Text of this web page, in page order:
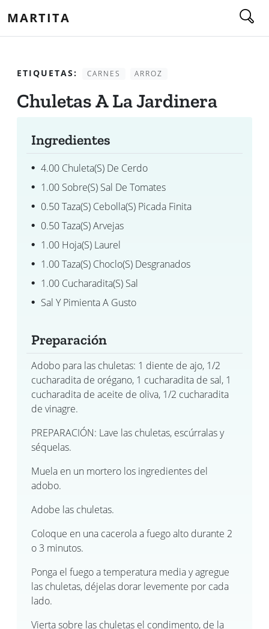
MARTITA
ETIQUETAS: CARNES ARROZ
Chuletas A La Jardinera
Ingredientes
4.00 Chuleta(s) De Cerdo
1.00 Sobre(s) Sal De Tomates
0.50 Taza(s) Cebolla(s) Picada Finita
0.50 Taza(s) Arvejas
1.00 Hoja(s) Laurel
1.00 Taza(s) Choclo(s) Desgranados
1.00 Cucharadita(s) Sal
Sal Y Pimienta A Gusto
Preparación
Adobo para las chuletas: 1 diente de ajo, 1/2
cucharadita de orégano, 1 cucharadita de sal, 1
cucharadita de aceite de oliva, 1/2 cucharadita
de vinagre.
PREPARACIÓN: Lave las chuletas, escúrralas y
séquelas.
Muela en un mortero los ingredientes del
adobo.
Adobe las chuletas.
Coloque en una cacerola a fuego alto durante 2
o 3 minutos.
Ponga el fuego a temperatura media y agregue
las chuletas, déjelas dorar levemente por cada
lado.
Vierta sobre las chuletas el condimento, de la